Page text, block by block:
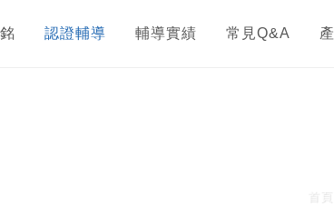
認證輔導 輔導實績 常見Q&A
首頁